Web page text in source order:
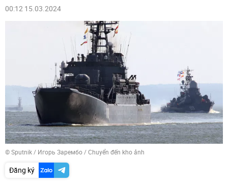
00:12 15.03.2024
© Sputnik / Игорь Зарембо/Chuyển đến kho ảnh
Đăng ký